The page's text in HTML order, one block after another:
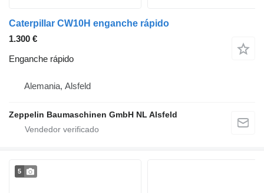
Caterpillar CW10H enganche rápido
1.300 €
Enganche rápido
Alemania, Alsfeld
Zeppelin Baumaschinen GmbH NL Alsfeld
5